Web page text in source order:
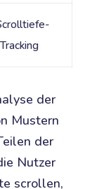
der
Mustern
der
Nutzer
scrollen,